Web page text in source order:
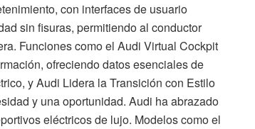
con interfaces de usuario
sin fisuras, permitiendo al conductor
Funciones como el Audi Virtual Cockpit
ofreciendo datos esenciales de
y Audi Lidera la Transición con Estilo
y una oportunidad. Audi ha abrazado
eléctricos de lujo. Modelos como el